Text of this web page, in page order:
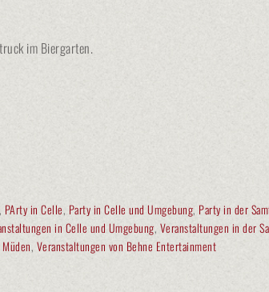
im Biergarten.
, PArty in Celle, Party in Celle und Umgebung, Party in der
in Celle und Umgebung, Veranstaltungen in der
, Veranstaltungen von Behne Entertainment